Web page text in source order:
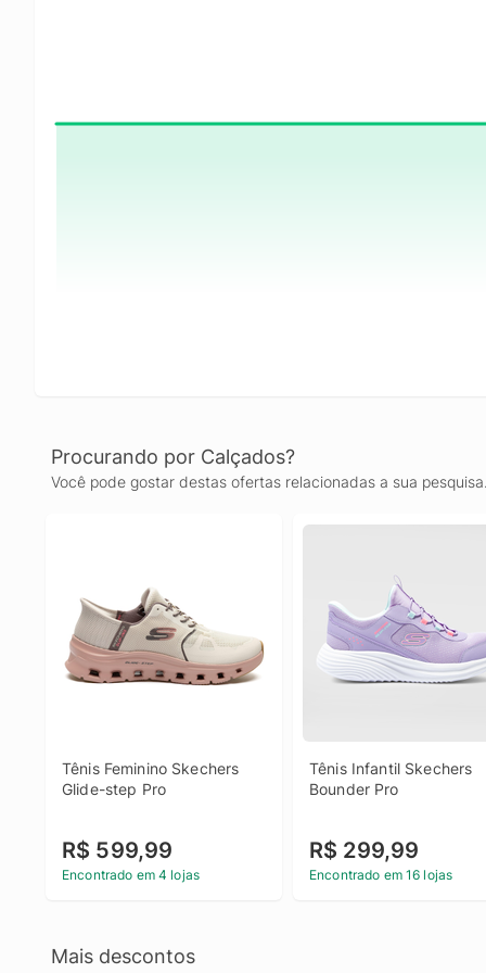
Procurando por Calçados?
Você pode gostar destas ofertas relacionadas a sua
Tênis Feminino Skechers
Glide-step Pro
R$ 599,99
Encontrado em 4 lojas
Tênis Infantil Skechers
Bounder Pro
R$ 299,99
Encontrado em 16 lojas
Mais descontos